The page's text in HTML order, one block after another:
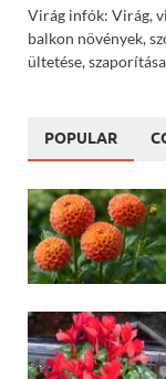
Virág infók: Virág,
balkon növények,
ültetése, szaporítása
POPULAR